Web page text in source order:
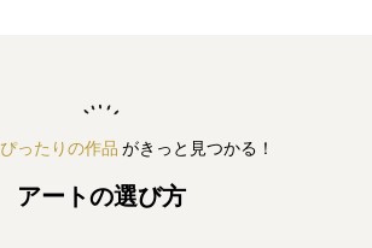
ぴったりの作品 がきっと見つかる！
アートの選び方